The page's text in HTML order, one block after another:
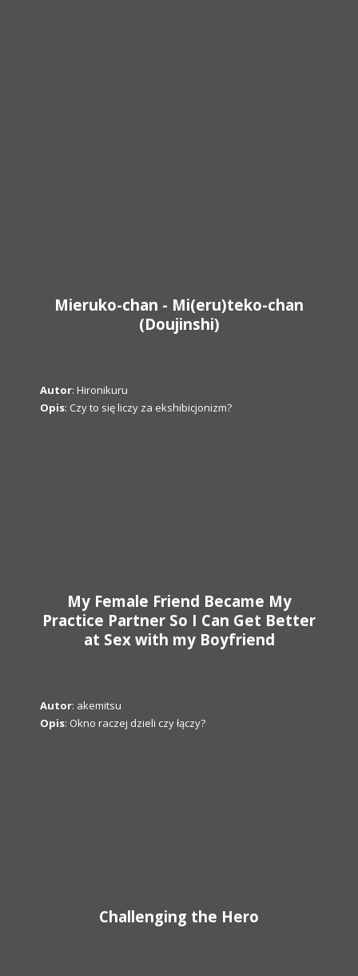
Mieruko-chan - Mi(eru)teko-chan
(Doujinshi)
Autor: Hironikuru
Opis: Czy to się liczy za ekshibicjonizm?
My Female Friend Became My
Practice Partner So I Can Get Better
at Sex with my Boyfriend
Autor: akemitsu
Opis: Okno raczej dzieli czy łączy?
Challenging the Hero